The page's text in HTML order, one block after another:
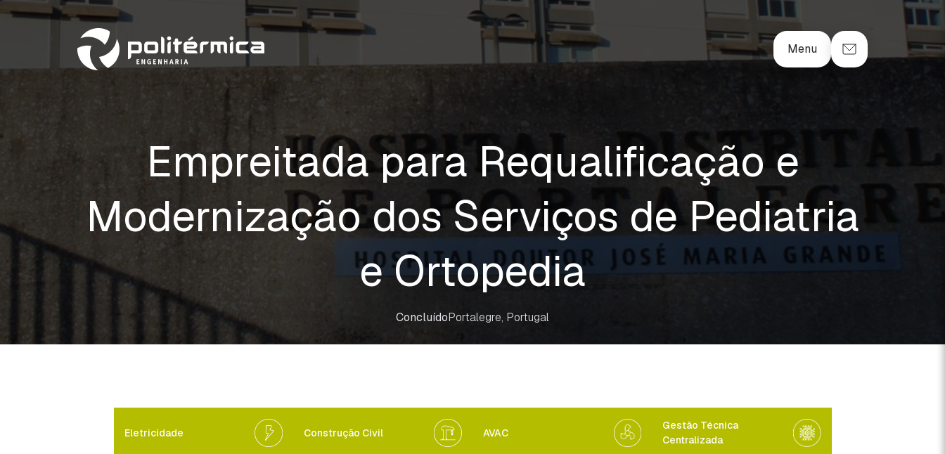
Menu
Empreitada para Requalificação e
Modernização dos Serviços de Pediatria
e Ortopedia
ConcluídoPortalegre, Portugal
Eletricidade Construção Civil AVAC
Gestão Técnica
Centralizada